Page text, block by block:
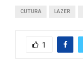
CUTURA LAZER
1